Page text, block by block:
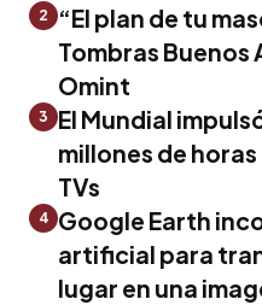
2
“El plan de tu
Tombras Buenos
Omint
3
El Mundial
millones de
TVs
4 Google Earth
artificial para
lugar en una